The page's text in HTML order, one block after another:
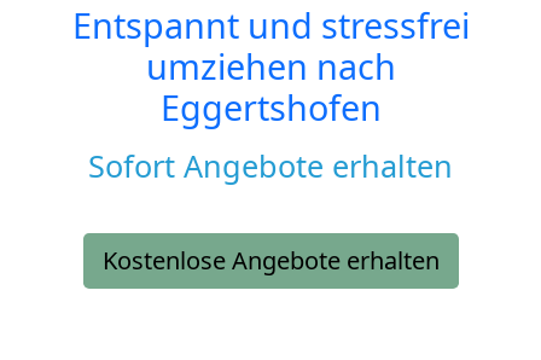
Entspannt und stressfrei
umziehen nach
Eggertshofen
Sofort Angebote erhalten
Kostenlose Angebote erhalten